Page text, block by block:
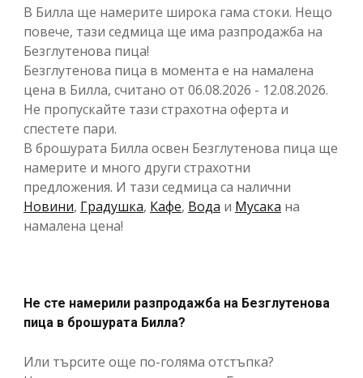
В Билла ще намерите широка гама стоки. Нещо
повече, тази седмица ще има разпродажба на
Безглутенова пица!
Безглутенова пица в момента е на намалена
цена в Билла, считано от 06.08.2026 - 12.08.2026.
Не пропускайте тази страхотна оферта и
спестете пари.
В брошурата Билла освен Безглутенова пица ще
намерите и много други страхотни
предложения. И тази седмица са налични
Новини, Градушка, Кафе, Вода и Мусака на
намалена цена!
Не сте намерили разпродажба на Безглутенова
пица в брошурата Билла?
Или търсите още по-голяма отстъпка?